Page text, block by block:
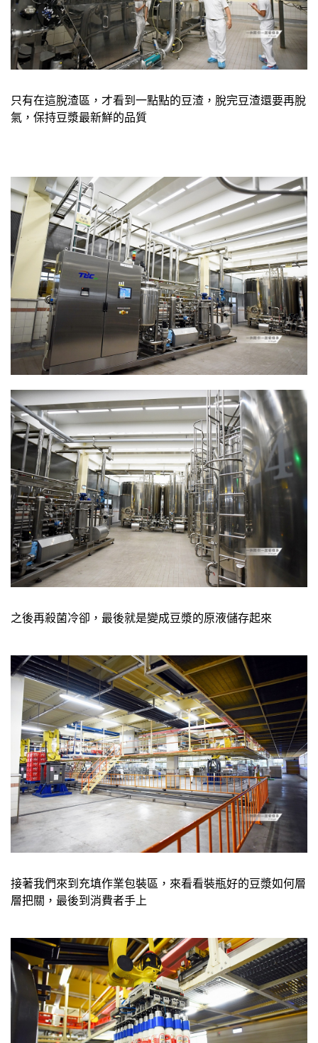
只有在這脫渣區，才看到一點點的豆渣，脫完豆渣還要再脫
氣，保持豆漿最新鮮的品質
之後再殺菌冷卻，最後就是變成豆漿的原液儲存起來
接著我們來到充填作業包裝區，來看看裝瓶好的豆漿如何層
層把關，最後到消費者手上